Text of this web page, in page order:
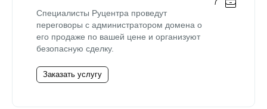
Специалисты Руцентра проведут
переговоры с администратором домена о
его продаже по вашей цене и организуют
безопасную сделку.
Заказать услугу